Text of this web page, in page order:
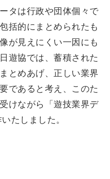
タは行政や団体個々で
括的にまとめられたも
が見えにくい一因にも
遊協では、蓄積された
とめあげ、正しい業界
であると考え、このた
けながら「遊技業界デ
たしました。